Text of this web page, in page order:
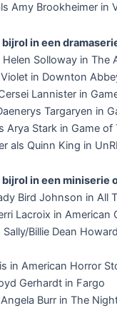
Amy Brookheimer in
in een
Helen Solloway in The
in Downton
Lannister in
Targaryen in
Arya Stark in Game of
als Quinn King in
in een miniserie
Bird Johnson in All
Lacroix in American
Sally/Billie Dean
in American Horror
Gerhardt in Fargo
Burr in The